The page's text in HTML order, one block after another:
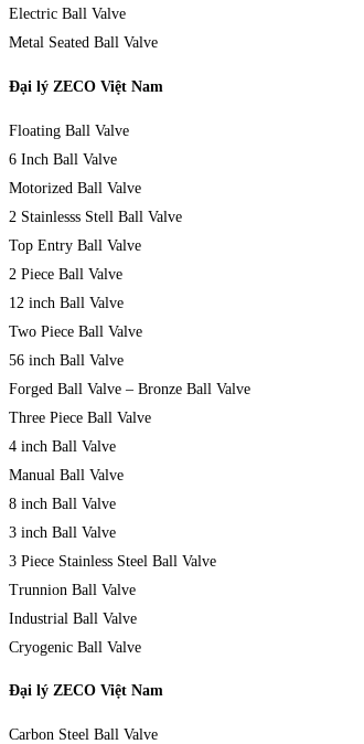
Electric Ball Valve
Metal Seated Ball Valve
Đại lý ZECO Việt Nam
Floating Ball Valve
6 Inch Ball Valve
Motorized Ball Valve
2 Stainlesss Stell Ball Valve
Top Entry Ball Valve
2 Piece Ball Valve
12 inch Ball Valve
Two Piece Ball Valve
56 inch Ball Valve
Forged Ball Valve – Bronze Ball Valve
Three Piece Ball Valve
4 inch Ball Valve
Manual Ball Valve
8 inch Ball Valve
3 inch Ball Valve
3 Piece Stainless Steel Ball Valve
Trunnion Ball Valve
Industrial Ball Valve
Cryogenic Ball Valve
Đại lý ZECO Việt Nam
Carbon Steel Ball Valve